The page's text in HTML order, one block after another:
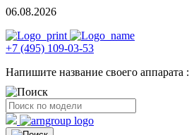
06.08.2026
+7 (495) 109-03-53
Напишите название своего аппарата :